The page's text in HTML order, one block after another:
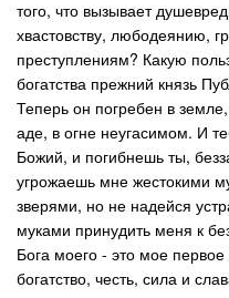
того, что вызывает
хвастовству, любодеянию,
преступлениям? Какую
богатства прежний князь
Теперь он погребен в
аде, в огне неугасимом. И
Божий, и погибнешь ты,
угрожаешь мне жестокими
зверями, но не надейся
муками принудить меня к
Бога моего - это мое
богатство, честь, сила и